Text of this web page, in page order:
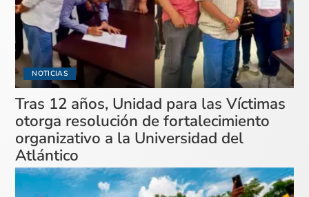
NOTICIAS
Tras 12 años, Unidad para las Víctimas
otorga resolución de fortalecimiento
organizativo a la Universidad del
Atlántico